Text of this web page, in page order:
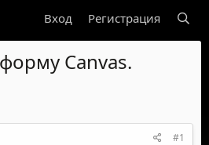
Вход Регистрация
Canvas.
#1